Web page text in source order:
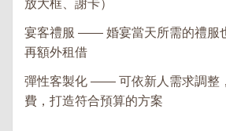
放大框、謝卡）
宴客禮服 —— 婚宴當天所需的禮服
再額外租借
彈性客製化 —— 可依新人需求調整
費，打造符合預算的方案